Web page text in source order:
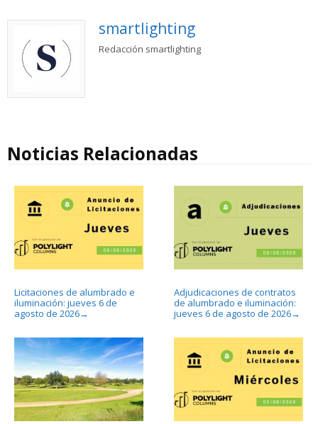
smartlighting
Redacción smartlighting
Noticias Relacionadas
Licitaciones de alumbrado e
iluminación: jueves 6 de
agosto de 2026→
Adjudicaciones de contratos
de alumbrado e iluminación:
jueves 6 de agosto de 2026→